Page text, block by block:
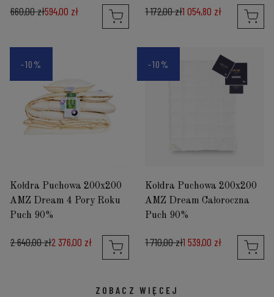
660,00 zł594,00 zł 1 172,00 zł1 054,80 zł
Kołdra Puchowa 200x200
AMZ Dream 4 Pory Roku
Puch 90%
2 640,00 zł2 376,00 zł
-10%
Kołdra Puchowa 200x200
AMZ Dream Całoroczna
Puch 90%
1 710,00 zł1 539,00 zł
-10%
ZOBACZ WIĘCEJ